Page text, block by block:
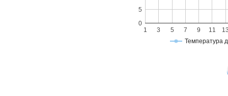
Температура
1 3 5 7 9 11
0
5